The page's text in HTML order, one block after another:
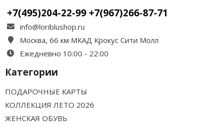
+7(495)204-22-99 +7(967)266-87-71
info@loriblushop.ru
Москва, 66 км МКАД Крокус Сити Молл
Ежедневно 10:00 - 22:00
Категории
ПОДАРОЧНЫЕ КАРТЫ
КОЛЛЕКЦИЯ ЛЕТО 2026
ЖЕНСКАЯ ОБУВЬ